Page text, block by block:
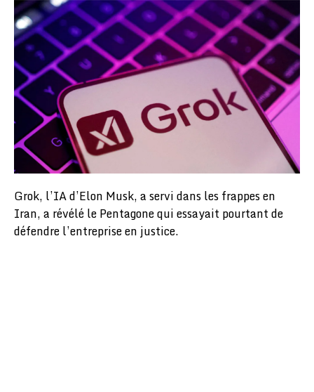
Grok, l’IA d’Elon Musk, a servi dans les frappes en
Iran, a révélé le Pentagone qui essayait pourtant de
défendre l’entreprise en justice.